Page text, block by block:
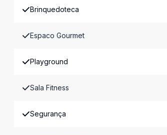
Brinquedoteca
Espaco Gourmet
Playground
Sala Fitness
Segurança